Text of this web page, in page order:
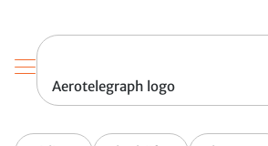
Aerotelegraph logo